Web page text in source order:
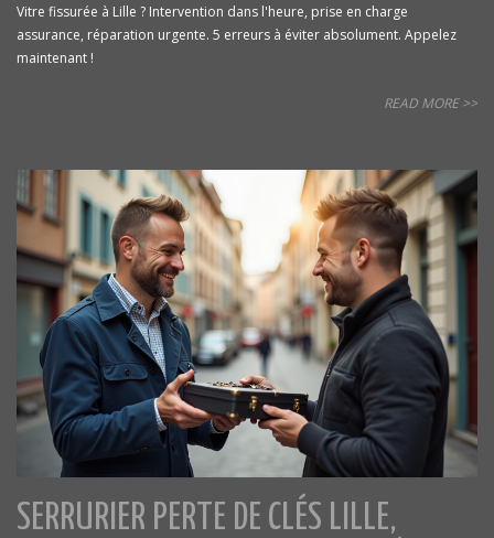
Vitre fissurée à Lille ? Intervention dans l'heure, prise en charge
assurance, réparation urgente. 5 erreurs à éviter absolument. Appelez
maintenant !
READ MORE >>
SERRURIER PERTE DE CLÉS LILLE,